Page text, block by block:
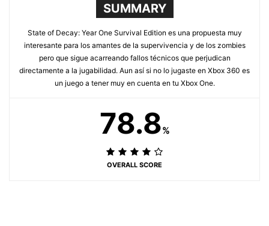
SUMMARY
State of Decay: Year One Survival Edition es una propuesta muy
interesante para los amantes de la supervivencia y de los zombies
pero que sigue acarreando fallos técnicos que perjudican
directamente a la jugabilidad. Aun así si no lo jugaste en Xbox 360 es
un juego a tener muy en cuenta en tu Xbox One.
78.8%
OVERALL SCORE